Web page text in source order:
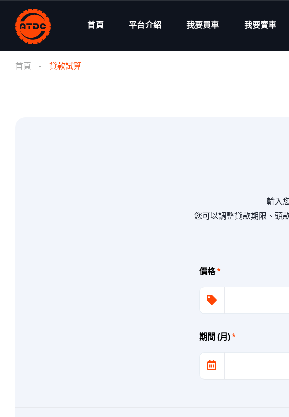
首頁 平台介紹 我要買車 我要賣車
首頁 貸款試算
輸入
您可以調整貸款期限、頭
價格*
期間 (月) *